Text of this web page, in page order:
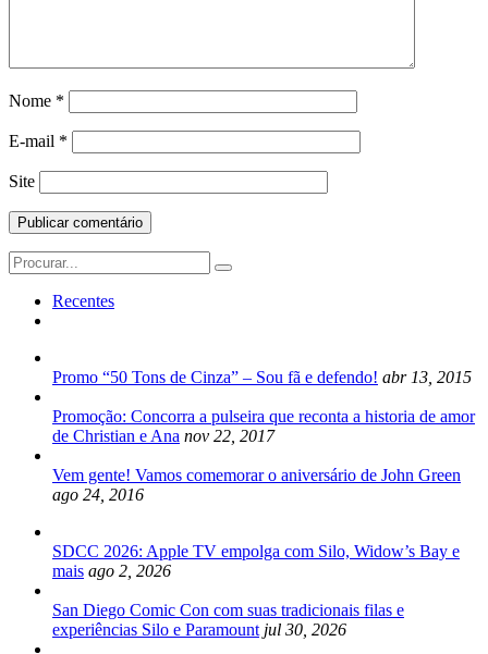
Nome *
E-mail *
Site
Search
for:
Recentes
Promo “50 Tons de Cinza” – Sou fã e defendo! abr 13, 2015
Promoção: Concorra a pulseira que reconta a historia de amor
de Christian e Ana nov 22, 2017
Vem gente! Vamos comemorar o aniversário de John Green
ago 24, 2016
SDCC 2026: Apple TV empolga com Silo, Widow’s Bay e
mais ago 2, 2026
San Diego Comic Con com suas tradicionais filas e
experiências Silo e Paramount jul 30, 2026